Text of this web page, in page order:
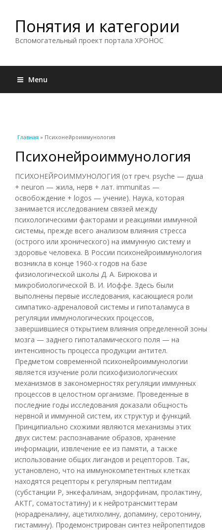
Понятия и категории
Вспомогательный проект портала ХРОНОС
Menu
Вы здесь
Главная » Психонейроиммунология
Психонейроиммунология
ПСИХОНЕЙРОИММУНОЛОГИЯ (от греч. psyche — душа
+ neuron — жила, нерв + лат. immunitas —
освобождение + logos — учение). Наука, которая
занимается исследованием связей между
психологическими факторами и реакциями иммунной
системы, прежде всего анализом влияния стресса
(острого или хронического) на иммунную систему и
здоровье человека. В России психонейроиммунология
возникла в конце 1960-х годов на базе
физиологической школы Д. А. Бирюкова и
микробиологической В. И. Иоффе. Здесь были
выполнены первые исследования, касающиеся роли
симпатико-адреналовой системы и гипоталамуса в
регуляции иммунологических процессов,
завершившиеся открытием влияния определенной зоны
мозга — заднего гипоталамического поля — на
интенсивность процесса продукции антител.
Предметом современной психонейроиммунологии
является изучение роли психофизиологических
механизмов в закономерностях регуляции иммунных
процессов в целостном организме. Проведенные в
последние годы исследования доказали общность
нервной и иммунной систем, их структур и функций.
Принципиально схожими являются механизмы этих
двух систем: распознавание образов, хранение
информации, извлечение ее из памяти, а также
использование общих лигандов и рецепторов. Так,
установлено, что на иммунокомпетентных клетках
находятся рецепторы к регулярным пептидам
(субстанции Р, энкефалинам, эндорфинам, пролактину,
АКТГ, соматостатину) и к нейротрансмиттерам
(норадреналину, ацетилхолину, допамину, серотонину,
гистамину). Продемонстрирован синтез нейропептидов